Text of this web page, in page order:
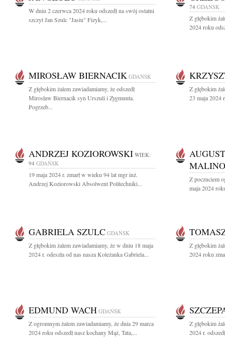
W dniu 2 czerwca 2024 roku odszedł na swój ostatni
szczyt Jan Szulc "Jasiu" Fizyk,...
74 GDAŃSK
Z głębokim
2024 roku
MIROSŁAW BIERNACIK GDAŃSK
Z głębokim żalem zawiadamiamy, że odszedł
Mirosław Biernacik syn Urszuli i Zygmunta.
Pogrzeb...
Z głębokim
23 maja 2024
ANDRZEJ KOZIOROWSKI WIEK:
94 GDAŃSK
19 maja 2024 r. zmarł w wieku 94 lat mgr inż.
Andrzej Koziorowski Absolwent Politechniki...
Z poczuciem
maja 2024
GABRIELA SZULC GDAŃSK
Z głębokim żalem zawiadamiamy, że w dniu 18 maja
2024 r. odeszła od nas nasza Koleżanka Gabriela...
Z głębokim
2024 roku
EDMUND WACH GDAŃSK
Z ogromnym żalem zawiadamiamy, że dnia 29 marca
2024 roku odszedł nasz kochany Mąż, Tata,...
Z głębokim
2024 r.